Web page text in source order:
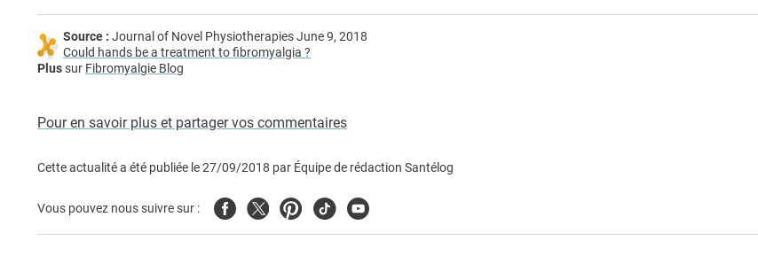
Source : Journal of Novel Physiotherapies June 9, 2018
Could hands be a treatment to fibromyalgia ?
Plussur Fibromyalgie Blog
Pour en savoir plus et partager vos commentaires
Cette actualité a été publiée le27/09/2018 par Équipe de rédaction Santélog
Vous pouvez nous suivre sur : FacebookTwitterPinterest
TiktokYoutube